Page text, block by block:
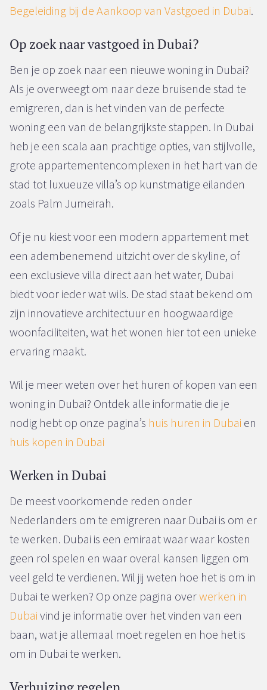
Begeleiding bij de Aankoop van Vastgoed in Dubai.
Op zoek naar vastgoed in Dubai?
Ben je op zoek naar een nieuwe woning in Dubai?
Als je overweegt om naar deze bruisende stad te
emigreren, dan is het vinden van de perfecte
woning een van de belangrijkste stappen. In Dubai
heb je een scala aan prachtige opties, van stijlvolle,
grote appartementencomplexen in het hart van de
stad tot luxueuze villa’s op kunstmatige eilanden
zoals Palm Jumeirah.
Of je nu kiest voor een modern appartement met
een adembenemend uitzicht over de skyline, of
een exclusieve villa direct aan het water, Dubai
biedt voor ieder wat wils. De stad staat bekend om
zijn innovatieve architectuur en hoogwaardige
woonfaciliteiten, wat het wonen hier tot een unieke
ervaring maakt.
Wil je meer weten over het huren of kopen van een
woning in Dubai? Ontdek alle informatie die je
nodig hebt op onze pagina’s huis huren in Dubai en
huis kopen in Dubai
Werken in Dubai
De meest voorkomende reden onder
Nederlanders om te emigreren naar Dubai is om er
te werken. Dubai is een emiraat waar waar kosten
geen rol spelen en waar overal kansen liggen om
veel geld te verdienen. Wil jij weten hoe het is om in
Dubai te werken? Op onze pagina overwerken in
Dubai vind je informatie over het vinden van een
baan, wat je allemaal moet regelen en hoe het is
om in Dubai te werken.